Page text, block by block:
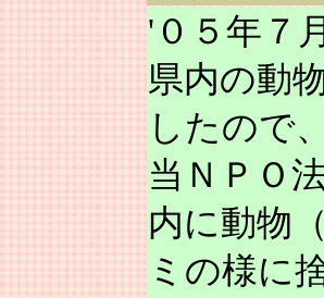
'０５年７
県内の動
したので
当ＮＰＯ
内に動物
ミの様に